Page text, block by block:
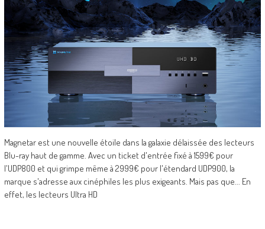
Magnetar est une nouvelle étoile dans la galaxie délaissée des lecteurs
Blu-ray haut de gamme. Avec un ticket d'entrée fixé à 1599€ pour
l'UDP800 et qui grimpe même à 2999€ pour l'étendard UDP900, la
marque s'adresse aux cinéphiles les plus exigeants. Mais pas que... En
effet, les lecteurs Ultra HD